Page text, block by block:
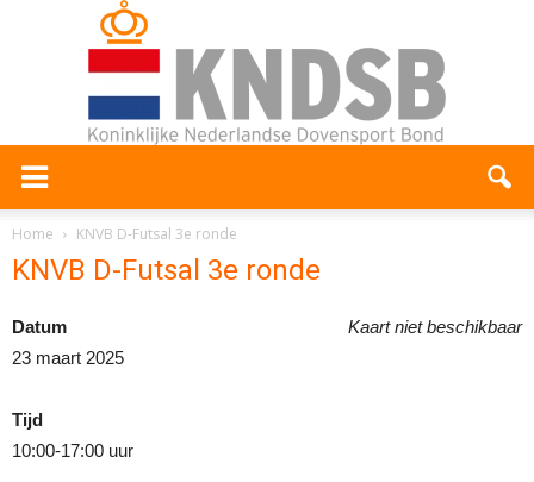
Home KNVB D-Futsal 3e ronde
KNVB D-Futsal 3e ronde
Kaart niet beschikbaar
Datum
23 maart 2025
Tijd
10:00-17:00 uur